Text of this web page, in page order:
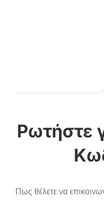
Πως θέλετε να